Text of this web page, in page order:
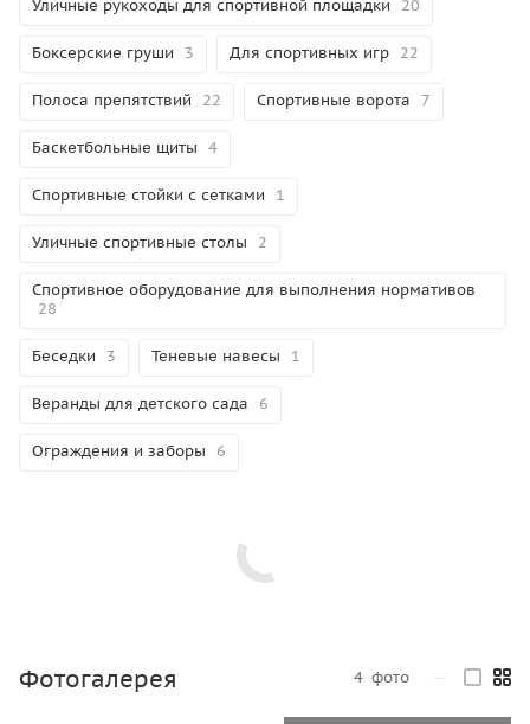
Уличные рукоходы для спортивной площадки 20
Боксерские груши 3 Для спортивных игр 22
Полоса препятствий 22 Спортивные ворота 7
Баскетбольные щиты 4
Спортивные стойки с сетками 1
Уличные спортивные столы 2
Спортивное оборудование для выполнения нормативов
28
Беседки 3 Теневые навесы 1
Веранды для детского сада 6
Ограждения и заборы 6
Фотогалерея 4 фото